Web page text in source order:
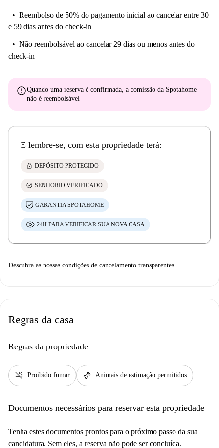
Reembolso de 50% do pagamento inicial ao cancelar entre 30
e 59 dias antes do check-in
Não reembolsável ao cancelar 29 dias ou menos antes do
check-in
errorQuando uma reserva é confirmada, a comissão da Spotahome
não é reembolsável
E lembre-se, com esta propriedade terá:
lock DEPÓSITO PROTEGIDO
check_circle SENHORIO VERIFICADO
GARANTIA SPOTAHOME
24H PARA VERIFICAR SUA NOVA CASA
Descubra as nossas condições de cancelamento transparentes
Regras da casa
Regras da propriedade
smoke_free Proibido fumar pet_supplies Animais de estimação permitidos
Documentos necessários para reservar esta propriedade
Tenha estes documentos prontos para o próximo passo da sua
candidatura. Sem eles, a reserva não pode ser concluída.